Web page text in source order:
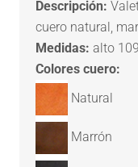
Descripción:
cuero natural,
Medidas: alto
Colores cuero:
Natural
Marrón